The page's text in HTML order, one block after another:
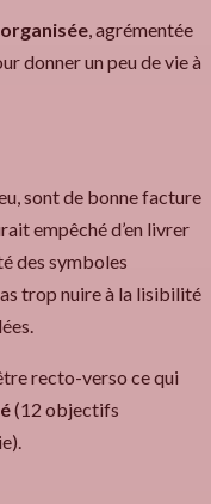
, agrémentée
donner un peu de vie à
sont de bonne facture
empêché d’en livrer
des symboles
trop nuire à la lisibilité
recto-verso ce qui
(12 objectifs